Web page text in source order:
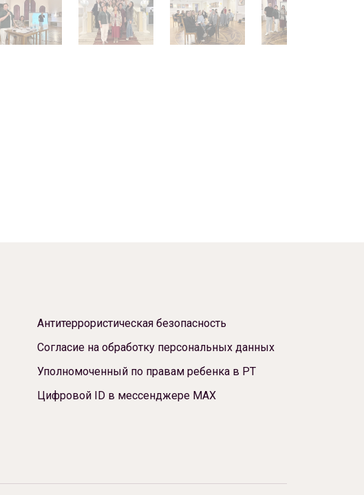
Антитеррористическая безопасность
Согласие на обработку персональных данных
Уполномоченный по правам ребенка в РТ
Цифровой ID в мессенджере МАХ